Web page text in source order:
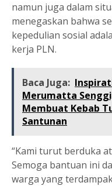
namun juga dalam
menegaskan bahwa
kepedulian sosial
kerja PLN.
Baca Juga:
Merumatta
Membuat Kebab
Santunan
“Kami turut berduka
Semoga bantuan ini
warga yang